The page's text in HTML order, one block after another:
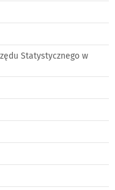
Statystycznego w